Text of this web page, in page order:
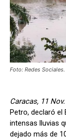
Foto: Redes Sociales.
Caracas, 11
Petro, declaró el
intensas lluvias
dejado más de